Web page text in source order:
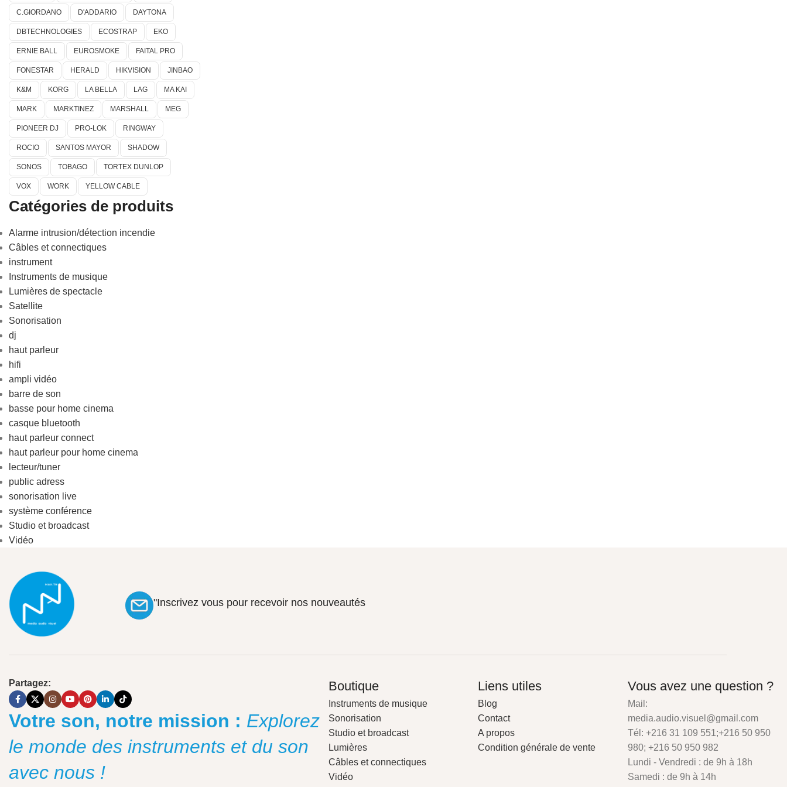
C.GIORDANO D'ADDARIO DAYTONA
DBTECHNOLOGIES ECOSTRAP EKO
ERNIE BALL EUROSMOKE FAITAL PRO
FONESTAR HERALD HIKVISION JINBAO
K&M KORG LA BELLA LAG MA KAI
MARK MARKTINEZ MARSHALL MEG
PIONEER DJ PRO-LOK RINGWAY
ROCIO SANTOS MAYOR SHADOW
SONOS TOBAGO TORTEX DUNLOP
VOX WORK YELLOW CABLE
Catégories de produits
Alarme intrusion/détection incendie
Câbles et connectiques
instrument
Instruments de musique
Lumières de spectacle
Satellite
Sonorisation
dj
haut parleur
hifi
ampli vidéo
barre de son
basse pour home cinema
casque bluetooth
haut parleur connect
haut parleur pour home cinema
lecteur/tuner
public adress
sonorisation live
système conférence
Studio et broadcast
Vidéo
"Inscrivez vous pour recevoir nos nouveautés
Partagez:
Votre son, notre mission : Explorez
le monde des instruments et du son
avec nous !
Boutique
Instruments de musique
Sonorisation
Studio et broadcast
Lumières
Câbles et connectiques
Vidéo
Liens utiles
Blog
Contact
A propos
Condition générale de vente
Vous avez une question ?
Mail:
media.audio.visuel@gmail.com
Tél: +216 31 109 551;+216 50 950
980; +216 50 950 982
Lundi - Vendredi : de 9h à 18h
Samedi : de 9h à 14h